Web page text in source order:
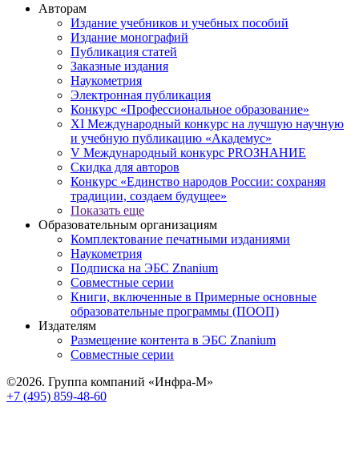
Авторам
Издание учебников и учебных пособий
Издание монографий
Публикация статей
Заказные издания
Наукометрия
Электронная публикация
Конкурс «Профессиональное образование»
XI Международный конкурс на лучшую научную
и учебную публикацию «Академус»
V Международный конкурс PROЗНАНИЕ
Скидка для авторов
Конкурс «Единство народов России: сохраняя
традиции, создаем будущее»
Показать еще
Образовательным организациям
Комплектование печатными изданиями
Наукометрия
Подписка на ЭБС Znanium
Совместные серии
Книги, включенные в Примерные основные
образовательные программы (ПООП)
Издателям
Размещение контента в ЭБС Znanium
Совместные серии
©2026. Группа компаний «Инфра-М»
+7 (495) 859-48-60